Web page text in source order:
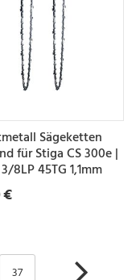
Sägeketten
für Stiga CS 300e |
8LP 45TG 1,1mm
€
37